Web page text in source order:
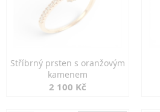
Stříbrný prsten s oranžovým
kamenem
2 100 Kč